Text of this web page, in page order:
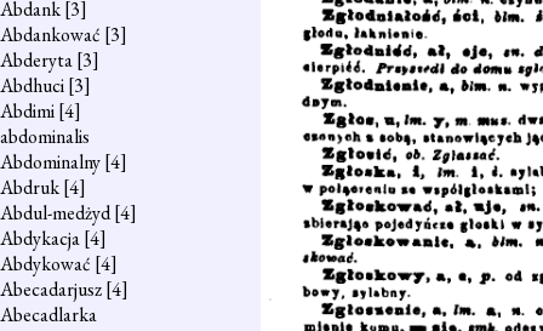
Abdank[3]
Abdankować [3]
Abderyta[3]
Abdhuci[3]
Abdimi[4]
abdominalis
Abdominalny[4]
Abdruk[4]
Abdul-medżyd[4]
Abdykacja[4]
Abdykować [4]
Abecadarjusz[4]
Abecadlarka